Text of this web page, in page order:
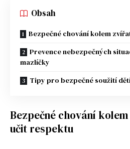
Obsah
Bezpečné chování kolem
Prevence nebezpečných
mazlíčky
Tipy pro bezpečné soužití
Bezpečné chování
učit respektu